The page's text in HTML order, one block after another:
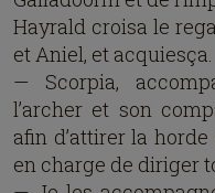
Hayrald croisa le
et Aniel, et acquiesça.
— Scorpia,
l’archer et son
afin d’attirer la
en charge de diriger